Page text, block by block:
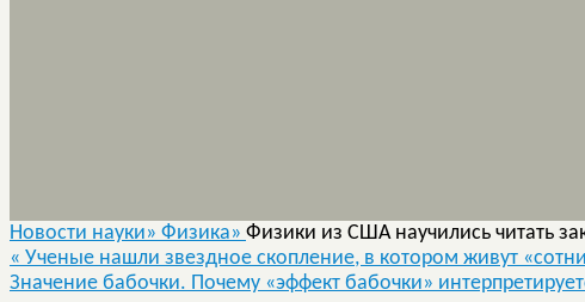
Новости науки» Физика» Физики из США научились читать
« Ученые нашли звездное скопление, в котором живут
Значение бабочки. Почему «эффект бабочки»